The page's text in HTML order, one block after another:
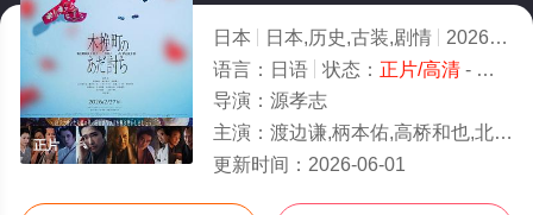
正片
日本 日本,历史,古装,剧情 2026
2.0
语言： 日语 状态： 正片/高清- 免费在线观看
导演： 源孝志
主演： 渡边谦,柄本佑,高桥和也,北村一辉,泷藤贤一,井本绚子,石桥莲司,野村周平,濑户康史,泽口靖子,正名仆蔵,山口
更新时间： 2026-06-01